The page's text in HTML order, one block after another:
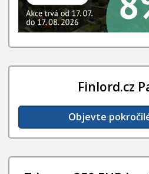
Finlord.cz
Objevte